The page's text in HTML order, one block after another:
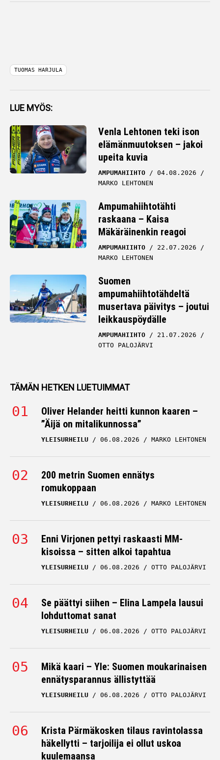
TUOMAS HARJULA
LUE MYÖS:
Venla Lehtonen teki ison
elämänmuutoksen – jakoi
upeita kuvia
AMPUMAHIIHTO
04.08.2026
MARKO LEHTONEN
Ampumahiihtotähti
raskaana – Kaisa
Mäkäräinenkin reagoi
AMPUMAHIIHTO
22.07.2026
MARKO LEHTONEN
Suomen
ampumahiihtotähdeltä
musertava päivitys – joutui
leikkauspöydälle
AMPUMAHIIHTO
21.07.2026
OTTO PALOJÄRVI
TÄMÄN HETKEN LUETUIMMAT
Oliver Helander heitti kunnon kaaren –
”Äijä on mitalikunnossa”
YLEISURHEILU 06.08.2026 MARKO LEHTONEN
200 metrin Suomen ennätys
romukoppaan
YLEISURHEILU 06.08.2026 MARKO LEHTONEN
Enni Virjonen pettyi raskaasti MM-
kisoissa – sitten alkoi tapahtua
YLEISURHEILU 06.08.2026 OTTO PALOJÄRVI
Se päättyi siihen – Elina Lampela lausui
lohduttomat sanat
YLEISURHEILU 06.08.2026 OTTO PALOJÄRVI
Mikä kaari – Yle: Suomen moukarinaisen
ennätysparannus ällistyttää
YLEISURHEILU 06.08.2026 OTTO PALOJÄRVI
Krista Pärmäkosken tilaus ravintolassa
häkellytti – tarjoilija ei ollut uskoa
kuulemaansa